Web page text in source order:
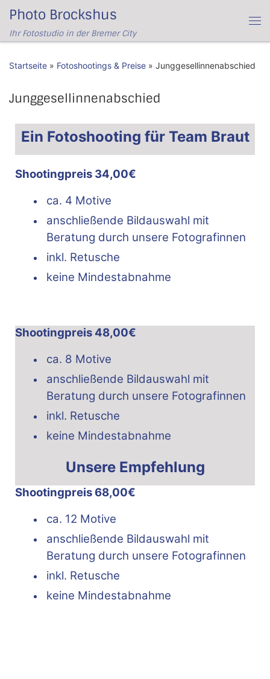
Zum Inhalt springen
Photo Brockshus
Ihr Fotostudio in der Bremer City
Startseite » Fotoshootings & Preise » Junggesellinnenabschied
Junggesellinnenabschied
Ein Fotoshooting für Team Braut
Shootingpreis 34,00€
ca. 4 Motive
anschließende Bildauswahl mit
Beratung durch unsere Fotografinnen
inkl. Retusche
keine Mindestabnahme
Shootingpreis 48,00€
ca. 8 Motive
anschließende Bildauswahl mit
Beratung durch unsere Fotografinnen
inkl. Retusche
keine Mindestabnahme
Unsere Empfehlung
Shootingpreis 68,00€
ca. 12 Motive
anschließende Bildauswahl mit
Beratung durch unsere Fotografinnen
inkl. Retusche
keine Mindestabnahme